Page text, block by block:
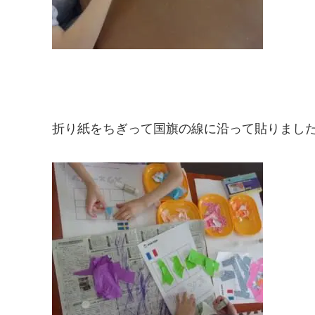
折り紙をちぎって国旗の線に沿って貼りまし